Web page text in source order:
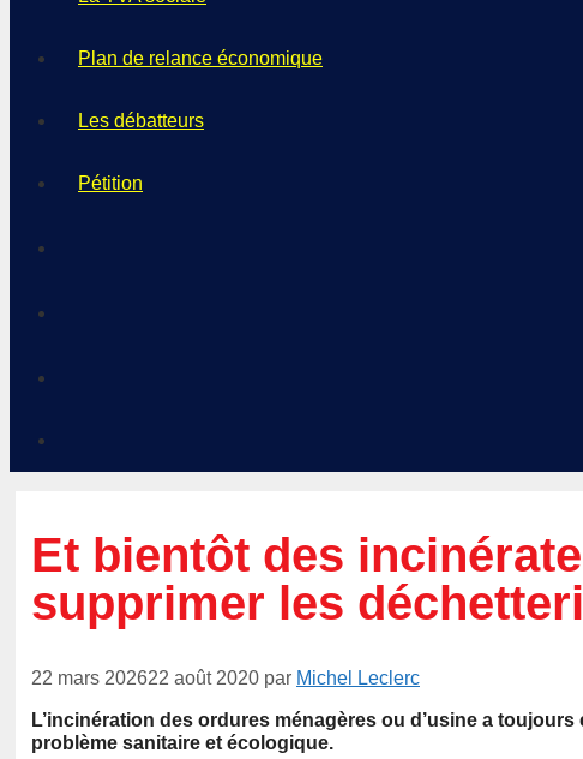
Plan de relance économique
Les débatteurs
Pétition
Et bientôt des
supprimer les
22 mars 202622 août 2020 par Michel Leclerc
L’incinération des ordures ménagères ou d’usine a
problème sanitaire et écologique.